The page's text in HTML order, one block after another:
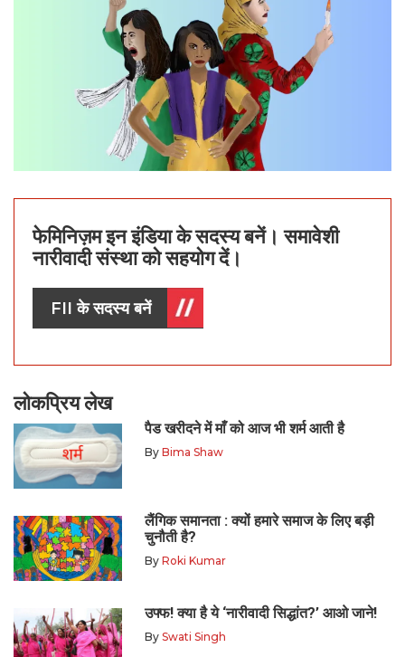
फेमिनिज़म इन इंडिया के सदस्य बनें। समावेशी
नारीवादी संस्था को सहयोग दें।
FII के सदस्य बनें
लोकप्रिय लेख
पैड खरीदने में माँ को आज भी शर्म आती है
By Bima Shaw
लैंगिक समानता : क्यों हमारे समाज के लिए बड़ी
चुनौती है?
By Roki Kumar
उफ्फ! क्या है ये ‘नारीवादी सिद्धांत?’ आओ जाने!
By Swati Singh